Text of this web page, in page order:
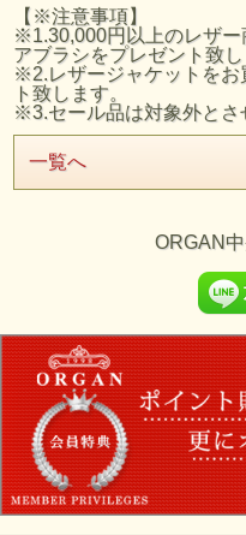
【※注意事項】
※1.30,000円以上のレザ
アブラシをプレゼント致し
※2.レザージャケットをお
ト致します。
※3.セール品は対象外とさ
一覧へ
ORGAN